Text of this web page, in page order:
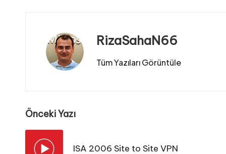
RizaSahaN66
Tüm Yazıları Görüntüle
Post
navigation
Önceki Yazı
ISA 2006 Site to Site VPN